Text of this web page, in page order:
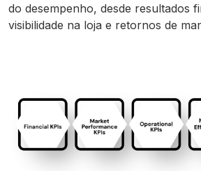
do desempenho, desde resultados
visibilidade na loja e retornos de